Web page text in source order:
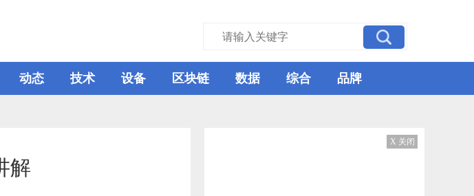
动态 技术 设备 区块链 数据 综合 品牌
解
X 关闭